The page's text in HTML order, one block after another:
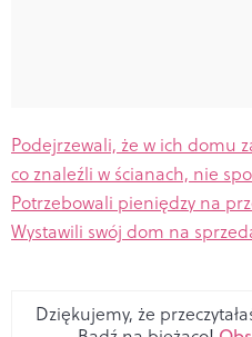
Podejrzewali, że w ich domu
co znaleźli w ścianach, nie
Potrzebowali pieniędzy na
Wystawili swój dom na
Dziękujemy, że